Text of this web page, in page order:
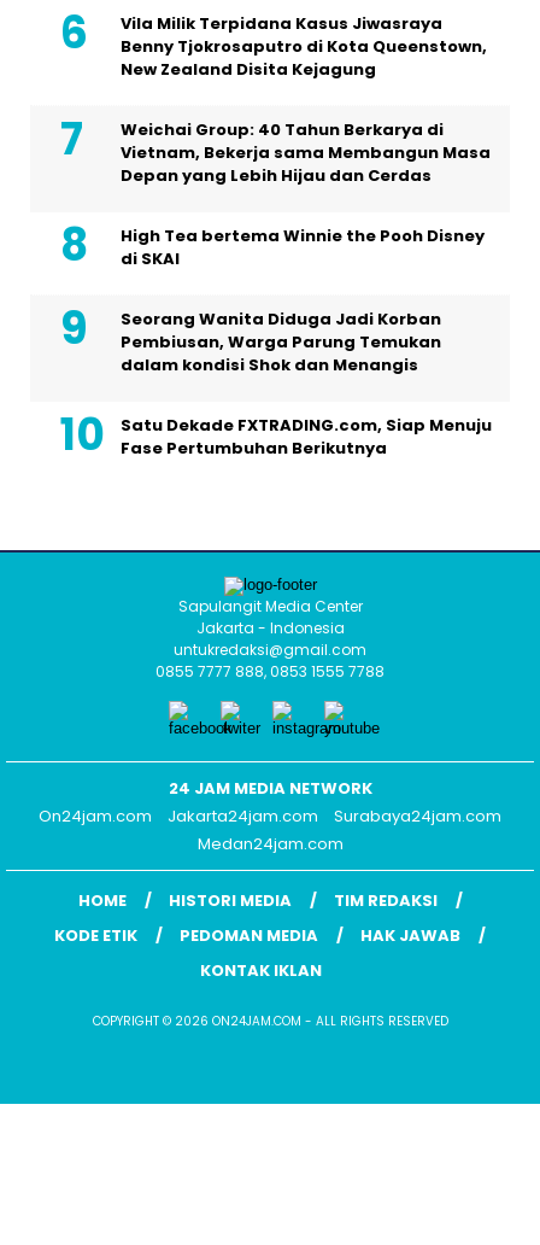
Vila Milik Terpidana Kasus Jiwasraya
Benny Tjokrosaputro di Kota Queenstown,
New Zealand Disita Kejagung
Weichai Group: 40 Tahun Berkarya di
Vietnam, Bekerja sama Membangun Masa
Depan yang Lebih Hijau dan Cerdas
High Tea bertema Winnie the Pooh Disney
di SKAI
Seorang Wanita Diduga Jadi Korban
Pembiusan, Warga Parung Temukan
dalam kondisi Shok dan Menangis
Satu Dekade FXTRADING.com, Siap Menuju
Fase Pertumbuhan Berikutnya
Sapulangit Media Center
Jakarta - Indonesia
untukredaksi@gmail.com
0855 7777 888, 0853 1555 7788
24 JAM MEDIA NETWORK
On24jam.com
Jakarta24jam.com
Surabaya24jam.com
Medan24jam.com
HOME HISTORI MEDIA
TIM REDAKSI
KODE ETIK
PEDOMAN MEDIA
HAK JAWAB
KONTAK IKLAN
COPYRIGHT © 2026 ON24JAM.COM - ALL RIGHTS RESERVED